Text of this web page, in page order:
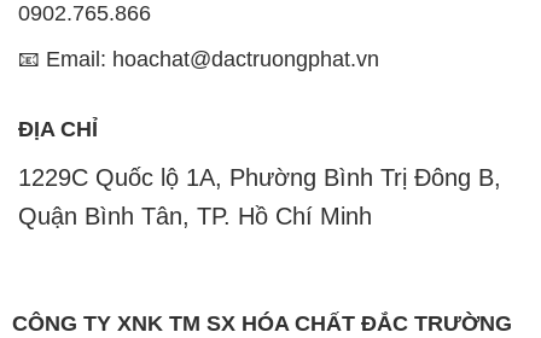
0902.765.866
📧 Email: hoachat@dactruongphat.vn
ĐỊA CHỈ
1229C Quốc lộ 1A, Phường Bình Trị Đông B,
Quận Bình Tân, TP. Hồ Chí Minh
CÔNG TY XNK TM SX HÓA CHẤT ĐẮC TRƯỜNG